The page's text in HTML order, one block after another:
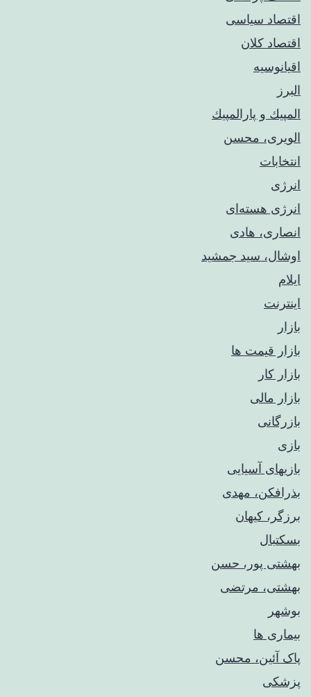
اقتصاد سیاسی
اقتصاد کلان
اقیانوسیه
البرز
المپيك و پارالمپيك
الویری، محسن
انتخابات
انرژی
انرژی هسته‌ای
انصاری، هادی
اوشال، سید جمشید
ایلام
اینترنت
بازار
بازار قیمت ها
بازار کار
بازار مالی
بازرگانی
بازی
بازیهای آسیایی
بذرافکن، مهدی
برزگر، کیهان
بسکتبال
بهشتی پور، حسن
بهشتی، مرتضی
بوشهر
بیماری ها
پاک آئین، محسن
پزشکی